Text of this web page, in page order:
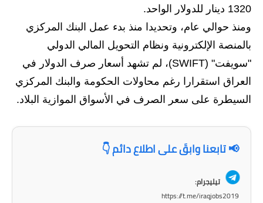
اسئلة وزارية
المرحلة الابتدائية
المرحلة المتوسطة
المرحلة الاعدادية
مرشحات
المرحلة الابتدائية
1320 دينار للدولار الواحد.
ومنذ حوالي عام، وتحديدا منذ بدء عمل البنك المركزي
بالمنصة الإلكترونية ونظام التحويل المالي الدولي
"سويفت" (SWIFT)، لم تشهد أسعار صرف الدولار في
العراق استقرارا رغم محاولات الحكومة والبنك المركزي
السيطرة على سعر الصرف في الأسواق الموازية البلاد.
📢 تابعنا وابقَ على اطلاع دائم 👇
تيليجرام:
https://t.me/iraqjobs2019